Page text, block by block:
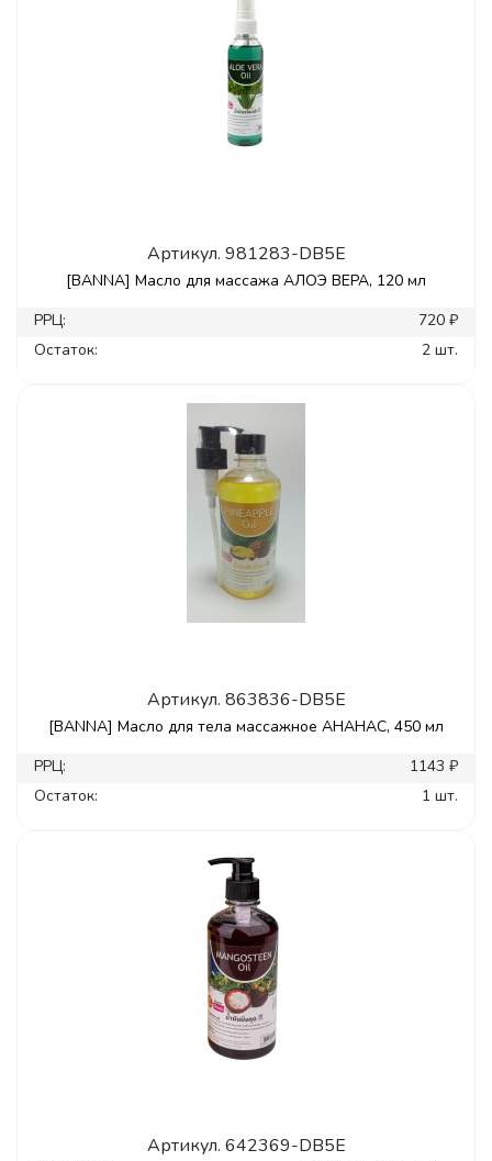
Артикул. 981283-DB5E
[BANNA] Масло для массажа АЛОЭ ВЕРА, 120 мл
РРЦ:
720 ₽
Остаток:
2 шт.
Артикул. 863836-DB5E
[BANNA] Масло для тела массажное АНАНАС, 450 мл
РРЦ:
1143 ₽
Остаток:
1 шт.
Артикул. 642369-DB5E